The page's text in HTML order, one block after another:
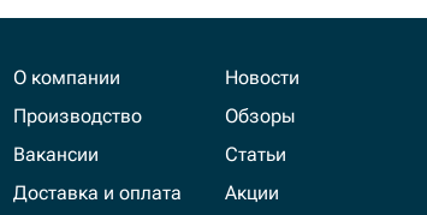
О компании
Производство
Вакансии
Доставка и оплата
Новости
Обзоры
Статьи
Акции